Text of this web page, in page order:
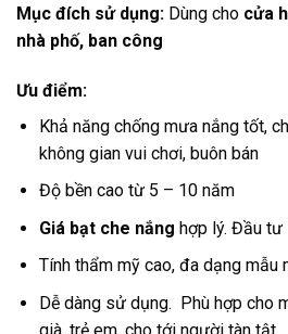
Mục đích sử dụng: Dùng cho cửa
nhà phố, ban công
Ưu điểm:
Khả năng chống mưa nắng tốt,
không gian vui chơi, buôn bán
Độ bền cao từ 5 – 10 năm
Giá bạt che nắng hợp lý. Đầu tư
Tính thẩm mỹ cao, đa dạng mẫu
Dễ dàng sử dụng. Phù hợp cho